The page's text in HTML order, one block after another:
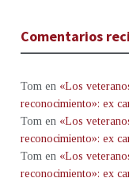
Comentarios
Tom en «Los
reconocimiento»: ex
Tom en «Los
reconocimiento»: ex
Tom en «Los
reconocimiento»: ex